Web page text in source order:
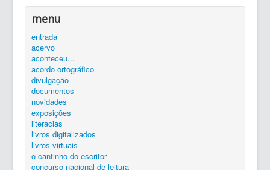
catálogo
equipa
elos
contactos
autenticar
silêncio...
ler é preciso...
exposições...
livroscatálogo
zona de trabalho
Entrada
1 Filosofia. Psicologia
menu
entrada
acervo
aconteceu...
acordo ortográfico
divulgação
documentos
novidades
exposições
literacias
livros digitalizados
livros virtuais
o cantinho do escritor
concurso nacional de leitura